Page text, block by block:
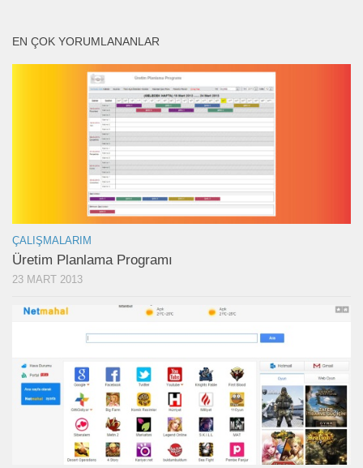
EN ÇOK YORUMLANANLAR
ÇALIŞMALARIM
Üretim Planlama Programı
23 MART 2013